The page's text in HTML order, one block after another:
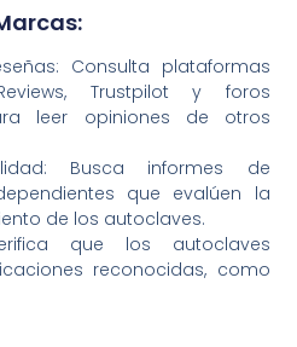
Consulta plataformas
Trustpilot y foros
leer opiniones de otros
Busca informes de
que evalúen la
de los autoclaves.
que los autoclaves
reconocidas, como